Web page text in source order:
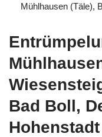
Mühlhausen (Täle),
Bad Boll,